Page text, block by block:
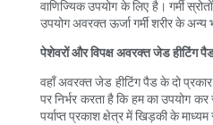
वाणिज्यिक उपयोग के लिए है। गर्मी
उपयोग अवरक्त ऊर्जा गर्मी शरीर के
पेशेवरों और विपक्ष अवरक्त जेड हीटिंग
वहाँ अवरक्त जेड हीटिंग पैड के दो
पर निर्भर करता है कि हम का उपयोग
पर्याप्त प्रकाश क्षेत्र में खिड़की के